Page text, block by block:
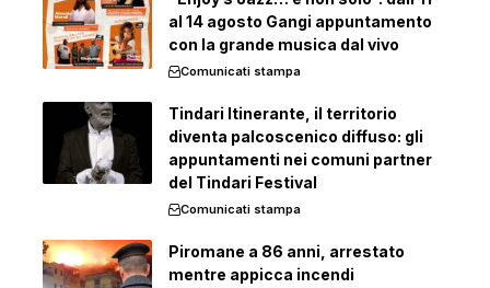
al 14 agosto Gangi appuntamento
con la grande musica dal vivo
Comunicati stampa
Tindari Itinerante, il territorio
diventa palcoscenico diffuso: gli
appuntamenti nei comuni partner
del Tindari Festival
Comunicati stampa
Piromane a 86 anni, arrestato
mentre appicca incendi